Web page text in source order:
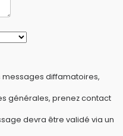
messages diffamatoires,
générales, prenez contact
devra être validé via un